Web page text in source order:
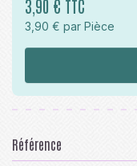
3,90 € TTC
3,90 € par Pièce
Référence